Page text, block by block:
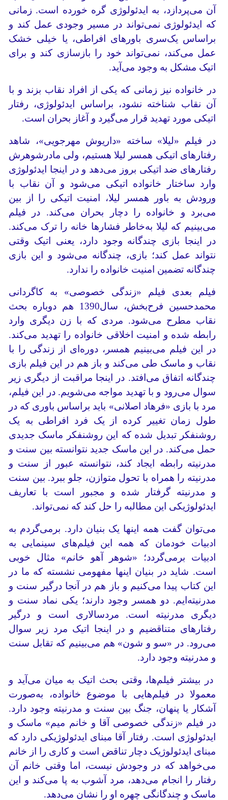
آن می‌پردازد، به ایدئولوژی گره خورده است. زمانی
که ایدئولوژی نمی‌تواند در مسیر وجودی عمل کند و
براساس یک‌سری باورهای افراطی، یا خیلی خشک
عمل می‌کند، نمی‌تواند خود را بازسازی کند و برای
اتیک مشکل به وجود می‌آید.
در خانواده نیز زمانی که یکی از افراد نقاب بزند و با
آن نقاب شناخته نشود، براساس ایدئولوژی، رفتار
اتیکی مورد تهدید قرار می‌گیرد و آغاز بحران است.
در فیلم «لیلا» ساخته «داریوش مهرجویی»، شاهد
رفتارهای اتیکی همسر لیلا هستیم، ولی مادرشوهرش
رفتارهای ضد اتیکی بروز می‌دهد و در اینجا ایدئولوژی
وارد ساختار خانواده اتیکی می‌شود و آن نقاب با
ورودش به باور همسر لیلا، امنیت اتیکی را از بین
می‌برد و خانواده را دچار بحران می‌کند. در فیلم
می‌بینیم که لیلا به‌خاطر فشارها خانه را ترک می‌کند.
در اینجا بازی چندگانه وجود دارد، یعنی اتیک وقتی
نتواند عمل کند؛ بازی، چندگانه می‌شود و این بازی
چندگانه تضمین امنیت خانواده را ندارد.
فیلم بعدی فیلم «زندگی خصوصی» به کاگردانی
محمدحسین فرح‌بخش، سال1390 هم دوباره بحث
نقاب مطرح می‌شود. مردی که با زن دیگری وارد
رابطه شده و امنیت اخلاقی خانواده را تهدید می‌کند.
در این فیلم می‌بینیم همسر، دوره‌ای از زندگی را با
نقاب و ماسک طی می‌کند و باز هم در این فیلم بازی
چندگانه اتفاق می‌افتد. در اینجا مراقبت از دیگری زیر
سوال می‌رود و با تهدید مواجه می‌شویم. در این فیلم،
مرد با بازی «فرهاد اصلانی» باید براساس باوری که در
طول زمان تغییر کرده از یک فرد افراطی به یک
روشنفکر تبدیل شده که این روشنفکر ماسک جدیدی
حمل می‌کند. در این ماسک جدید نتوانسته بین سنت و
مدرنیته رابطه ایجاد کند، نتوانسته عبور از سنت و
مدرنیته را همراه با تحول متوازن، جلو ببرد. بین سنت
و مدرنیته گرفتار شده و مجبور است با تعاریف
ایدئولوژیکی این مطالبه را حل کند که نمی‌تواند.
می‌توان گفت همه اینها یک بنیان دارد. برمی‌گردم به
ادبیات خودمان که همه این فیلم‌های سینمایی به
ادبیات برمی‌گردد؛ «شوهر آهو خانم» مثال خوبی
است. شاید در بنیان اینها مفهومی نشسته که ما در
این کتاب پیدا می‌کنیم و باز هم در آنجا درگیر سنت و
مدرنیته‌ایم. دو همسر وجود دارند؛ یکی نماد سنت و
دیگری مدرنیته است. مردسالاری است و درگیر
رفتارهای متناقضیم و در اینجا اتیک مرد زیر سوال
می‌رود. در «سو و شون» هم می‌بینیم که تقابل سنت
و مدرنیته وجود دارد.
در بیشتر فیلم‌ها، وقتی بحث اتیک به میان می‌آید و
معمولا در فیلم‌هایی با موضوع خانواده، به‌صورت
آشکار یا پنهان، جنگ بین سنت و مدرنیته وجود دارد.
در فیلم «زندگی خصوصی آقا و خانم میم» ماسک و
ایدئولوژی است. رفتار آقا مبنای ایدئولوژیکی دارد که
مبنای ایدئولوژیک دچار تناقض است و کاری را از خانم
می‌خواهد که در وجودش نیست، اما وقتی خانم آن
رفتار را انجام می‌دهد، مرد آشوب به پا می‌کند و این
ماسک و چندگانگی چهره او را نشان می‌دهد.